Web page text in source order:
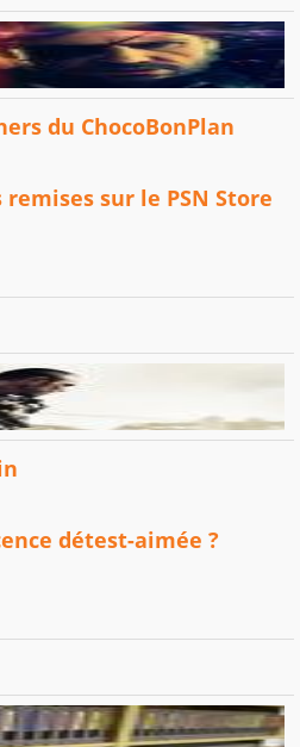
du ChocoBonPlan
remises sur le PSN Store
détest-aimée ?